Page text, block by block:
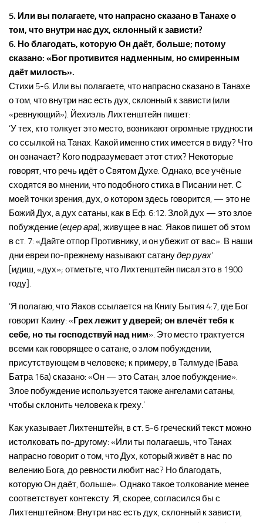
5. Или вы полагаете, что напрасно сказано в Танахе о
том, что внутри нас дух, склонный к зависти?
6. Но благодать, которую Он даёт, больше; потому
сказано: «Бог противится надменным, но смиренным
даёт милость».
Стихи 5-6. Или вы полагаете, что напрасно сказано в Танахе
о том, что внутри нас есть дух, склонный к зависти (или
«ревнующий»). Йехиэль Лихтенштейн пишет:
‘У тех, кто толкует это место, возникают огромные трудности
со ссылкой на Танах. Какой именно стих имеется в виду? Что
он означает? Кого подразумевает этот стих? Некоторые
говорят, что речь идёт о Святом Духе. Однако, все учёные
сходятся во мнении, что подобного стиха в Писании нет. С
моей точки зрения, дух, о котором здесь говорится, — это не
Божий Дух, а дух сатаны, как в Еф. 6:12. Злой дух — это злое
побуждение (ецер ара), живущее в нас. Яаков пишет об этом
в ст. 7: «Дайте отпор Противнику, и он убежит от вас». В наши
дни евреи по-прежнему называют сатанудер руах‘
[идиш, «дух»; отметьте, что Лихтенштейн писал это в 1900
году].
‘Я полагаю, что Яаков ссылается на Книгу Бытия 4:7, где Бог
говорит Каину: « Грех лежит у дверей; он влечёт тебя к
себе, но ты господствуй над ним». Это место трактуется
всеми как говорящее о сатане, о злом побуждении,
присутствующем в человеке; к примеру, в Талмуде (Бава
Батра 16а) сказано: «Он — это Сатан, злое побуждение».
Злое побуждение используется также ангелами сатаны,
чтобы склонить человека к греху.’
Как указывает Лихтенштейн, в ст. 5-6 греческий текст можно
истолковать по-другому: «Или ты полагаешь, что Танах
напрасно говорит о том, что Дух, который живёт в нас по
велению Бога, до ревности любит нас? Но благодать,
которую Он даёт, больше». Однако такое толкование менее
соответствует контексту. Я, скорее, согласился бы с
Лихтенштейном: Внутри нас есть дух, склонный к зависти,